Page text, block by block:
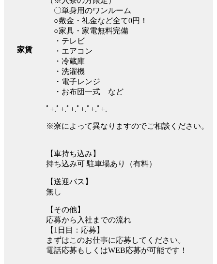
家賃
〇単身用のワンルーム
○敷金・礼金など全て0円！
○家具・家電無料完備
・テレビ
・エアコン
・冷蔵庫
・洗濯機
・電子レンジ
・お布団一式 など
ﾟ+.ﾟ+.ﾟ+.ﾟ+.ﾟ+.ﾟ+.
※寮によって異なりますのでご相談ください。
【車持ち込み】
持ち込み可 駐車場あり（有料）
【送迎バス】
無し
【その他】
応募から入社までの流れ
【1日目：応募】
まずはこのお仕事に応募してください。
電話応募もしくはWEB応募が可能です！